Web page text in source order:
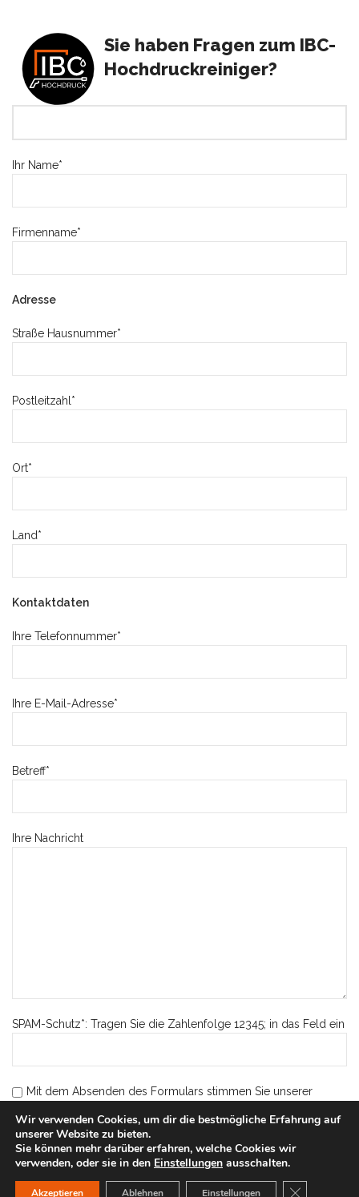
Sie haben Fragen zum IBC-
Hochdruckreiniger?
Ihr Name*
Firmenname*
Adresse
Straße Hausnummer*
Postleitzahl*
Ort*
Land*
Kontaktdaten
Ihre Telefonnummer*
Ihre E-Mail-Adresse*
Betreff*
Ihre Nachricht
SPAM-Schutz*: Tragen Sie die Zahlenfolge 12345; in das Feld ein
Mit dem Absenden des Formulars stimmen Sie unserer
Wir verwenden Cookies, um dir die bestmögliche Erfahrung auf
unserer Website zu bieten.
Sie können mehr darüber erfahren, welche Cookies wir
verwenden, oder sie in den Einstellungen ausschalten.
Akzeptieren Ablehnen Einstellungen GDPR